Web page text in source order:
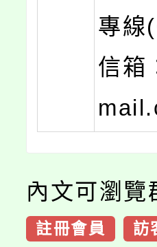
專線
信箱
內文可瀏覽
註冊會員 訪